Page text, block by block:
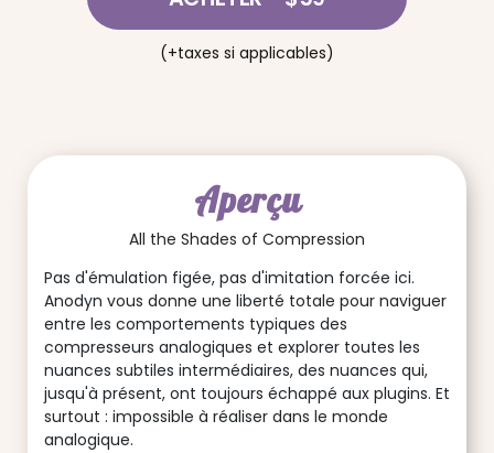
(+taxes si applicables)
Aperçu
All the Shades of Compression
Pas d'émulation figée, pas d'imitation forcée ici.
Anodyn vous donne une liberté totale pour naviguer
entre les comportements typiques des
compresseurs analogiques et explorer toutes les
nuances subtiles intermédiaires, des nuances qui,
jusqu'à présent, ont toujours échappé aux plugins. Et
surtout : impossible à réaliser dans le monde
analogique.